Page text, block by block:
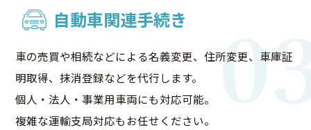
自動車関連手続き
車の売買や相続などによる名義変更、住所変更、車庫証
明取得、抹消登録などを代行します。
個人・法人・事業用車両にも対応可能。
複雑な運輸支局対応もお任せください。